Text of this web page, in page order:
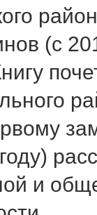
(с
и